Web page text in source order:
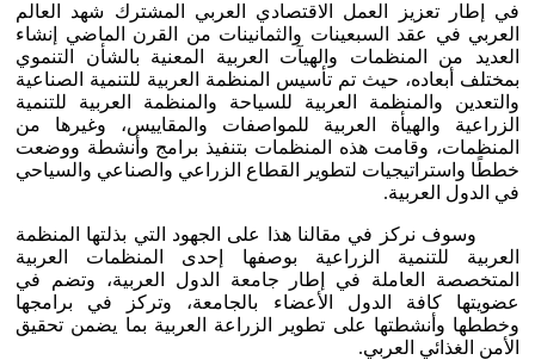
في إطار تعزيز العمل الاقتصادي العربي المشترك شهد العالم
العربي في عقد السبعينات والثمانينات من القرن الماضي إنشاء
العديد من المنظمات والهيآت العربية المعنية بالشأن التنموي
بمختلف أبعاده، حيث تم تأسيس المنظمة العربية للتنمية الصناعية
والتعدين والمنظمة العربية للسياحة والمنظمة العربية للتنمية
الزراعية والهيأة العربية للمواصفات والمقاييس، وغيرها من
المنظمات، وقامت هذه المنظمات بتنفيذ برامج وأنشطة ووضعت
خططًا واستراتيجيات لتطوير القطاع الزراعي والصناعي والسياحي
في الدول العربية.
وسوف نركز في مقالنا هذا على الجهود التي بذلتها المنظمة
العربية للتنمية الزراعية بوصفها إحدى المنظمات العربية
المتخصصة العاملة في إطار جامعة الدول العربية، وتضم في
عضويتها كافة الدول الأعضاء بالجامعة، وتركز في برامجها
وخططها وأنشطتها على تطوير الزراعة العربية بما يضمن تحقيق
الأمن الغذائي العربي.